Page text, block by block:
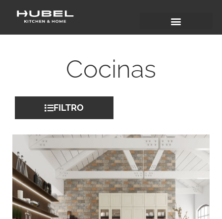
Cocinas
FILTRO